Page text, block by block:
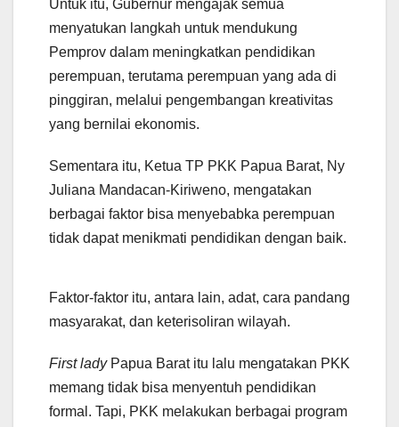
Untuk itu, Gubernur mengajak semua
menyatukan langkah untuk mendukung
Pemprov dalam meningkatkan pendidikan
perempuan, terutama perempuan yang ada di
pinggiran, melalui pengembangan kreativitas
yang bernilai ekonomis.
Sementara itu, Ketua TP PKK Papua Barat, Ny
Juliana Mandacan-Kiriweno, mengatakan
berbagai faktor bisa menyebabka perempuan
tidak dapat menikmati pendidikan dengan baik.
Faktor-faktor itu, antara lain, adat, cara pandang
masyarakat, dan keterisoliran wilayah.
First ladyPapua Barat itu lalu mengatakan PKK
memang tidak bisa menyentuh pendidikan
formal. Tapi, PKK melakukan berbagai program